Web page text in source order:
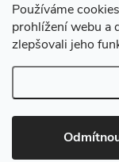
Používáme
prohlížení webu a
zlepšovali jeho
Z
á
p